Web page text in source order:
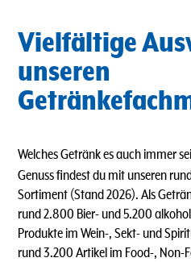
Vielfältige
unseren
Welches Getränk es auch immer
Genuss findest du mit unseren
Sortiment (Stand 2026). Als
rund 2.800 Bier- und 5.200
Produkte im Wein-, Sekt- und
rund 3.200 Artikel im Food-, Non-